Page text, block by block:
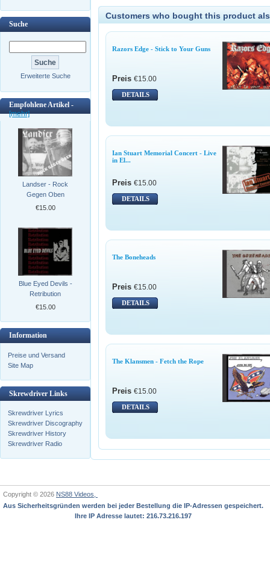
Suche
Erweiterte Suche
Empfohlene Artikel -
[mehr]
Landser - Rock
Gegen Oben
€15.00
Blue Eyed Devils -
Retribution
€15.00
Information
Preise und Versand
Site Map
Skrewdriver Links
Skrewdriver Lyrics
Skrewdriver Discography
Skrewdriver History
Skrewdriver Radio
Customers who bought this product
Razors Edge - Stick to Your Guns
Preis €15.00
DETAILS
Ian Stuart Memorial Concert - Live
in El...
Preis €15.00
DETAILS
The Boneheads
Preis €15.00
DETAILS
The Klansmen - Fetch the Rope
Preis €15.00
DETAILS
Copyright © 2026 NS88 Videos,
Aus Sicherheitsgründen werden bei jeder Bestellung die IP-Adressen gespeichert.
Ihre IP Adresse lautet: 216.73.216.197